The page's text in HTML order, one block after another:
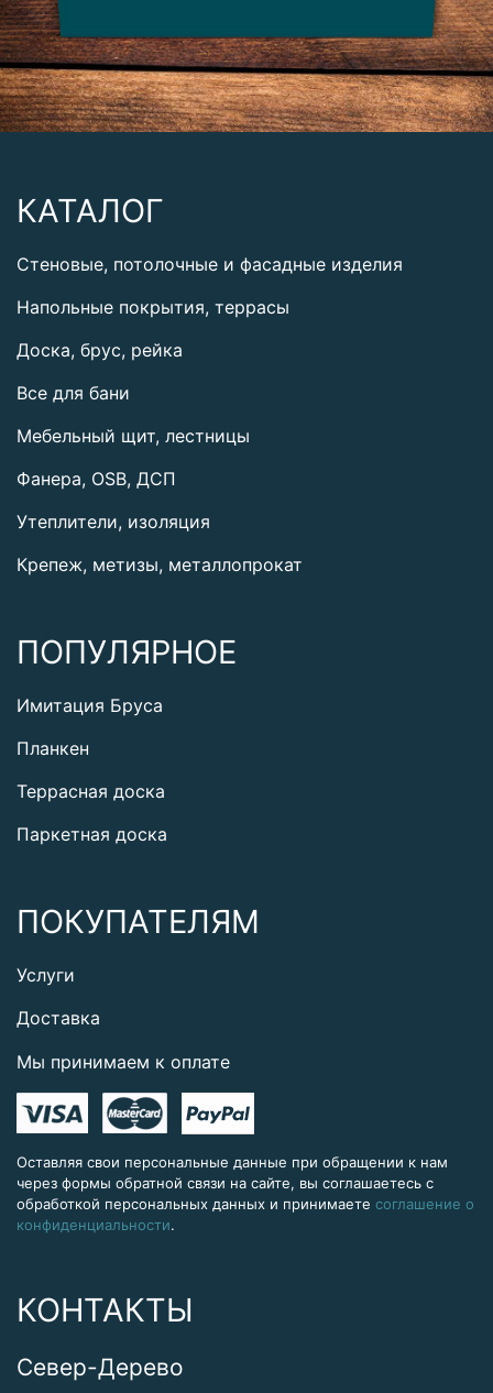
КАТАЛОГ
Стеновые, потолочные и фасадные изделия
Напольные покрытия, террасы
Доска, брус, рейка
Все для бани
Мебельный щит, лестницы
Фанера, OSB, ДСП
Утеплители, изоляция
Крепеж, метизы, металлопрокат
ПОПУЛЯРНОЕ
Имитация Бруса
Планкен
Террасная доска
Паркетная доска
ПОКУПАТЕЛЯМ
Услуги
Доставка
Мы принимаем к оплате
Оставляя свои персональные данные при обращении к нам
через формы обратной связи на сайте, вы соглашаетесь с
обработкой персональных данных и принимаете соглашение о
конфиденциальности.
КОНТАКТЫ
Север-Дерево